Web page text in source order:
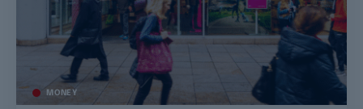
MONEY